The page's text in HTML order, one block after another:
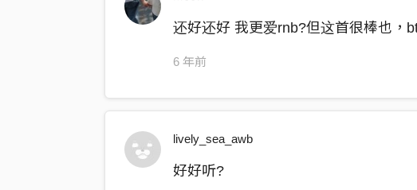
还好还好 我更爱rnb?但这首很棒也，
6 年前
lively_sea_awb
好好听?